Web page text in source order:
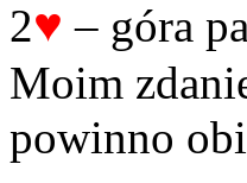
2♥ – góra
Moim
powinno